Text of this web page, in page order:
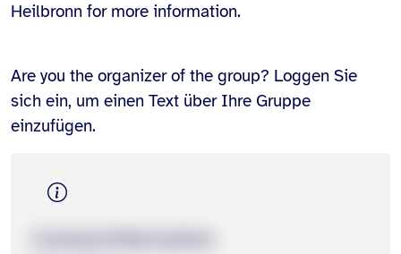
Heilbronn for more information.
Are you the organizer of the group? Loggen Sie
sich ein, um einen Text über Ihre Gruppe
einzufügen.